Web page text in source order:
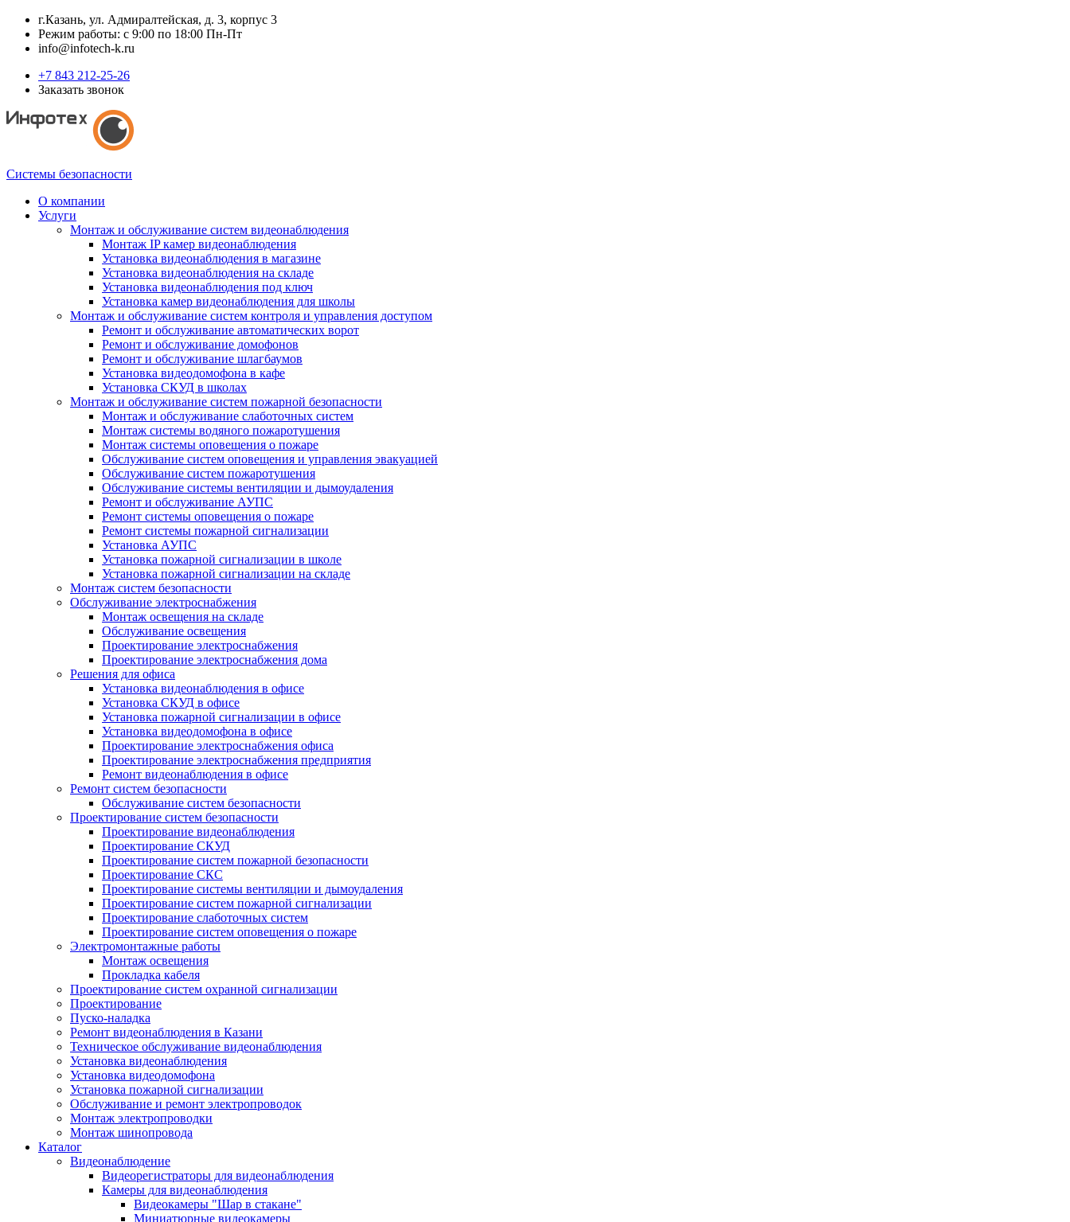
г.Казань, ул. Адмиралтейская, д. 3, корпус 3
Режим работы: с 9:00 по 18:00 Пн-Пт
info@infotech-k.ru
+7 843 212-25-26
Заказать звонок
Системы безопасности
О компании
Услуги
Монтаж и обслуживание систем видеонаблюдения
Монтаж IP камер видеонаблюдения
Установка видеонаблюдения в магазине
Установка видеонаблюдения на складе
Установка видеонаблюдения под ключ
Установка камер видеонаблюдения для школы
Монтаж и обслуживание систем контроля и управления доступом
Ремонт и обслуживание автоматических ворот
Ремонт и обслуживание домофонов
Ремонт и обслуживание шлагбаумов
Установка видеодомофона в кафе
Установка СКУД в школах
Монтаж и обслуживание систем пожарной безопасности
Монтаж и обслуживание слаботочных систем
Монтаж системы водяного пожаротушения
Монтаж системы оповещения о пожаре
Обслуживание систем оповещения и управления эвакуацией
Обслуживание систем пожаротушения
Обслуживание системы вентиляции и дымоудаления
Ремонт и обслуживание АУПС
Ремонт системы оповещения о пожаре
Ремонт системы пожарной сигнализации
Установка АУПС
Установка пожарной сигнализации в школе
Установка пожарной сигнализации на складе
Монтаж систем безопасности
Обслуживание электроснабжения
Монтаж освещения на складе
Обслуживание освещения
Проектирование электроснабжения
Проектирование электроснабжения дома
Решения для офиса
Установка видеонаблюдения в офисе
Установка СКУД в офисе
Установка пожарной сигнализации в офисе
Установка видеодомофона в офисе
Проектирование электроснабжения офиса
Проектирование электроснабжения предприятия
Ремонт видеонаблюдения в офисе
Ремонт систем безопасности
Обслуживание систем безопасности
Проектирование систем безопасности
Проектирование видеонаблюдения
Проектирование СКУД
Проектирование систем пожарной безопасности
Проектирование СКС
Проектирование системы вентиляции и дымоудаления
Проектирование систем пожарной сигнализации
Проектирование слаботочных систем
Проектирование систем оповещения о пожаре
Электромонтажные работы
Монтаж освещения
Прокладка кабеля
Проектирование систем охранной сигнализации
Проектирование
Пуско-наладка
Ремонт видеонаблюдения в Казани
Техническое обслуживание видеонаблюдения
Установка видеонаблюдения
Установка видеодомофона
Установка пожарной сигнализации
Обслуживание и ремонт электропроводок
Монтаж электропроводки
Монтаж шинопровода
Каталог
Видеонаблюдение
Видеорегистраторы для видеонаблюдения
Камеры для видеонаблюдения
Видеокамеры "Шар в стакане"
Миниатюрные видеокамеры